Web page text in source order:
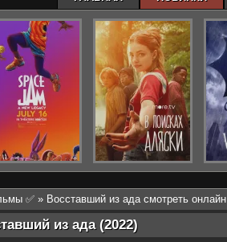
✅ » Восставший из ада смотреть онлайн
из ада (2022)